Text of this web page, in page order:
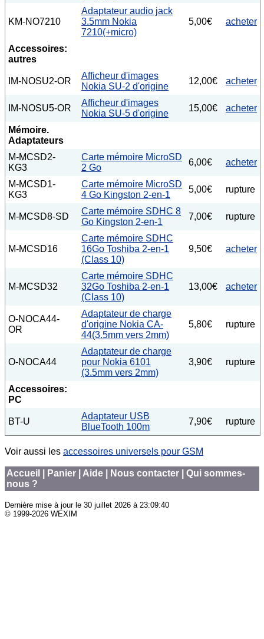
KM-NO7210
Adaptateur audio jack
3.5mm Nokia
7210(+micro)
5,00€ acheter
Accessoires:
autres
IM-NOSU2-OR
Afficheur d'images
Nokia SU-2 d'origine
12,00€ acheter
IM-NOSU5-OR
Afficheur d'images
Nokia SU-5 d'origine
15,00€ acheter
Mémoire.
Adaptateurs
M-MCSD2-
KG3
Carte mémoire MicroSD
2 Go
6,00€ acheter
M-MCSD1-
KG3
Carte mémoire MicroSD
4 Go Kingston 2-en-1
5,00€ rupture
M-MCSD8-SD
Carte mémoire SDHC 8
Go Kingston 2-en-1
7,00€ rupture
M-MCSD16
Carte mémoire SDHC
16Go Toshiba 2-en-1
(Class 10)
9,50€ acheter
M-MCSD32
Carte mémoire SDHC
32Go Toshiba 2-en-1
(Class 10)
13,00€ acheter
O-NOCA44-
OR
Adaptateur de charge
d'origine Nokia CA-
44(3.5mm vers 2mm)
5,80€ rupture
O-NOCA44
Adaptateur de charge
pour Nokia 6101
(3.5mm vers 2mm)
3,90€ rupture
Accessoires:
PC
BT-U
Adaptateur USB
BlueTooth 100m
7,90€ rupture
Voir aussi les accessoires universels pour GSM
Accueil Panier Aide Nous contacter
Qui sommes-
nous ?
Dernière mise à jour le 30 juillet 2026 à 23:09:40
© 1999-2026 WEXIM